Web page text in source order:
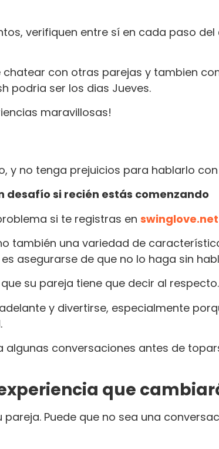
verifiquen entre sí en cada paso
chatear con otras parejas y tambien
podria ser los dias Jueves.
maravillosas!
y no tenga prejuicios para hablarlo
desafío si recién estás comenzando
si te registras en swinglove.net
también una variedad de
asegurarse de que no lo haga sin
su pareja tiene que decir al respecto.
y divertirse, especialmente
conversaciones antes de
que
Puede que no sea una